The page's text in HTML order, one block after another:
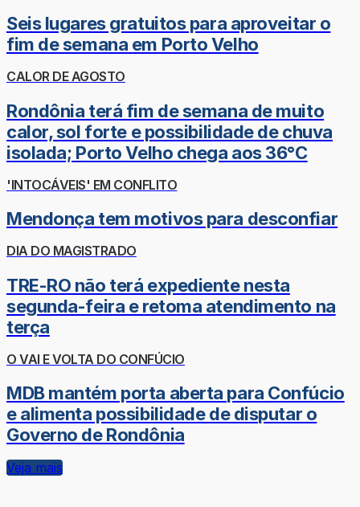
Seis lugares gratuitos para aproveitar o
fim de semana em Porto Velho
CALOR DE AGOSTO
Rondônia terá fim de semana de muito
calor, sol forte e possibilidade de chuva
isolada; Porto Velho chega aos 36°C
'INTOCÁVEIS' EM CONFLITO
Mendonça tem motivos para desconfiar
DIA DO MAGISTRADO
TRE-RO não terá expediente nesta
segunda-feira e retoma atendimento na
terça
O VAI E VOLTA DO CONFÚCIO
MDB mantém porta aberta para Confúcio
e alimenta possibilidade de disputar o
Governo de Rondônia
Veja mais